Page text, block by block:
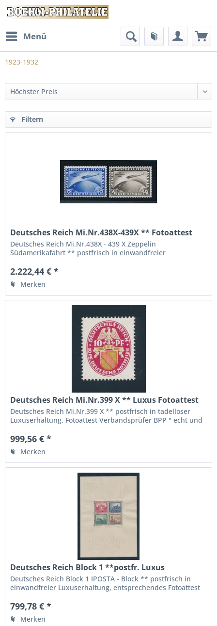
Menü
1923-1932
Filtern
Deutsches Reich Mi.Nr.438X-439X ** Fotoattest
BPP
Deutsches Reich Mi.Nr.438X - 439 X Zeppelin
Südamerikafahrt ** postfrisch in einwandfreier
Schlegel BPP " echt und einwandfrei ", die höchste
2.222,44 € *
Merken
Deutsches Reich Mi.Nr.399 X ** Luxus Fotoattest
BPP
Deutsches Reich Mi.Nr.399 X ** postfrisch in tadelloser
Luxuserhaltung, Fotoattest Verbandsprüfer BPP " echt und
gesuchte stehende Wasserzeichen
999,56 € *
Merken
Deutsches Reich Block 1 **postfr. Luxus
Fotoattest BPP
Deutsches Reich Block 1 IPOSTA - Block ** postfrisch in
einwandfreier Luxuserhaltung, entsprechendes Fotoattest
höchste Qualitätsstufe,
799,78 € *
Merken